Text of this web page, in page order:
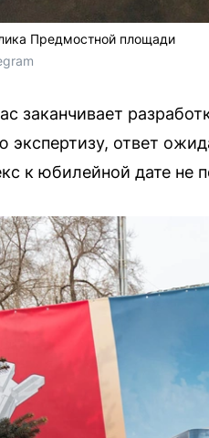
Предмостной площади
заканчивает
экспертизу, ответ
к юбилейной дате не